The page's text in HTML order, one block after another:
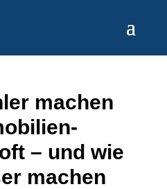
machen
– und wie
machen